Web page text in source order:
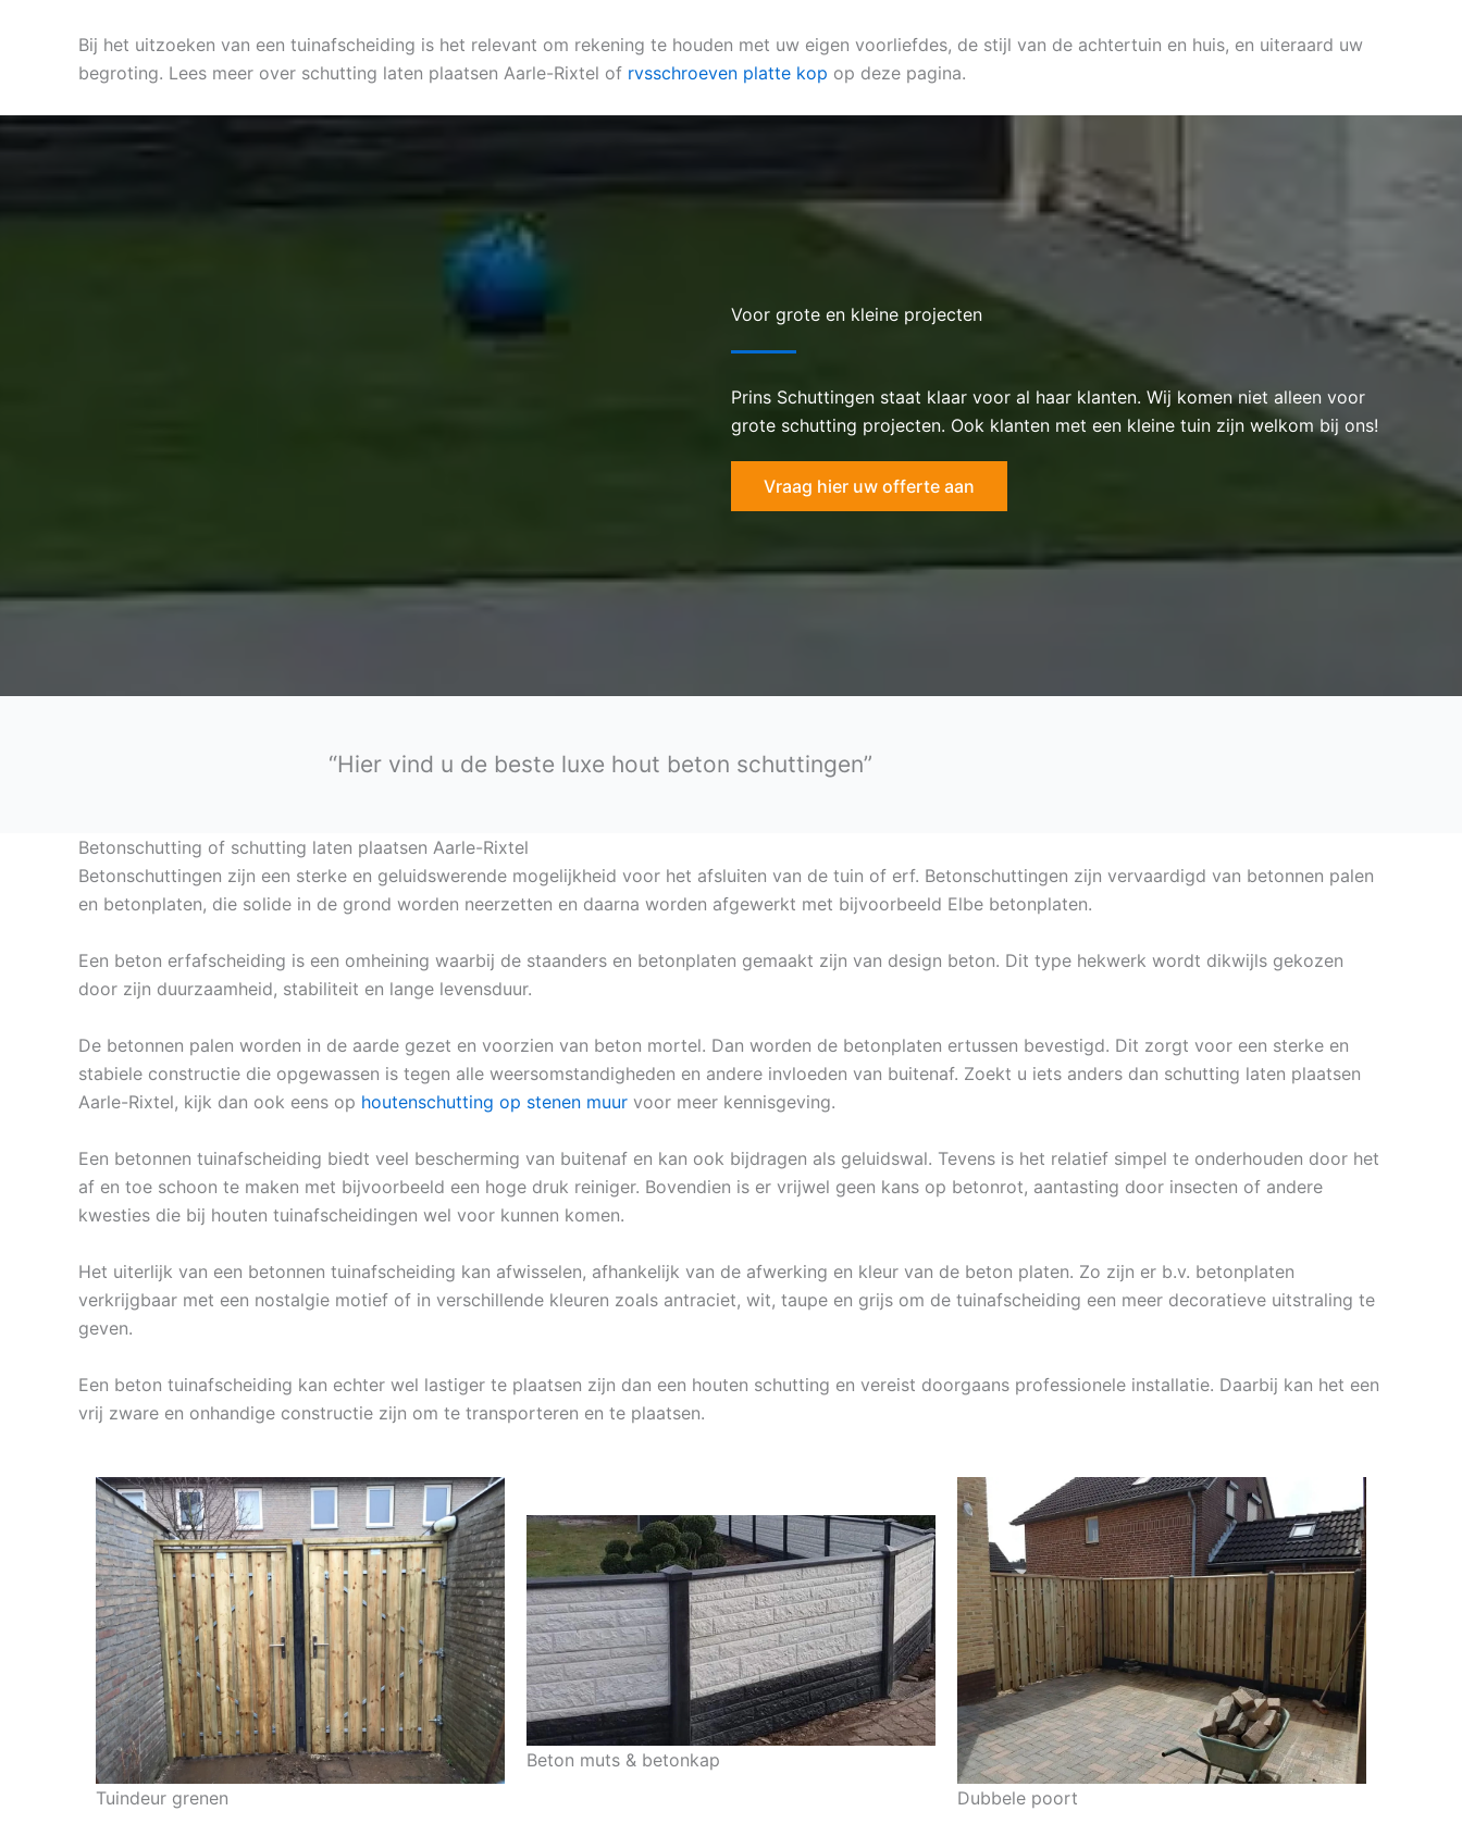
Bij het uitzoeken van een tuinafscheiding is het relevant om rekening te houden met uw eigen voorliefdes, de stijl van de achtertuin en huis, en uiteraard uw
begroting. Lees meer over schutting laten plaatsen Aarle-Rixtel of rvsschroeven platte kop op deze pagina.
Voor grote en kleine projecten
Prins Schuttingen staat klaar voor al haar klanten. Wij komen niet alleen voor
grote schutting projecten. Ook klanten met een kleine tuin zijn welkom bij ons!
Vraag hier uw offerte aan
“Hier vind u de beste luxe hout beton schuttingen”
Betonschutting of schutting laten plaatsen Aarle-Rixtel
Betonschuttingen zijn een sterke en geluidswerende mogelijkheid voor het afsluiten van de tuin of erf. Betonschuttingen zijn vervaardigd van betonnen palen
en betonplaten, die solide in de grond worden neerzetten en daarna worden afgewerkt met bijvoorbeeld Elbe betonplaten.
Een beton erfafscheiding is een omheining waarbij de staanders en betonplaten gemaakt zijn van design beton. Dit type hekwerk wordt dikwijls gekozen
door zijn duurzaamheid, stabiliteit en lange levensduur.
De betonnen palen worden in de aarde gezet en voorzien van beton mortel. Dan worden de betonplaten ertussen bevestigd. Dit zorgt voor een sterke en
stabiele constructie die opgewassen is tegen alle weersomstandigheden en andere invloeden van buitenaf. Zoekt u iets anders dan schutting laten plaatsen
Aarle-Rixtel, kijk dan ook eens op houtenschutting op stenen muur voor meer kennisgeving.
Een betonnen tuinafscheiding biedt veel bescherming van buitenaf en kan ook bijdragen als geluidswal. Tevens is het relatief simpel te onderhouden door het
af en toe schoon te maken met bijvoorbeeld een hoge druk reiniger. Bovendien is er vrijwel geen kans op betonrot, aantasting door insecten of andere
kwesties die bij houten tuinafscheidingen wel voor kunnen komen.
Het uiterlijk van een betonnen tuinafscheiding kan afwisselen, afhankelijk van de afwerking en kleur van de beton platen. Zo zijn er b.v. betonplaten
verkrijgbaar met een nostalgie motief of in verschillende kleuren zoals antraciet, wit, taupe en grijs om de tuinafscheiding een meer decoratieve uitstraling te
geven.
Een beton tuinafscheiding kan echter wel lastiger te plaatsen zijn dan een houten schutting en vereist doorgaans professionele installatie. Daarbij kan het een
vrij zware en onhandige constructie zijn om te transporteren en te plaatsen.
Tuindeur grenen
Beton muts & betonkap
Dubbele poort